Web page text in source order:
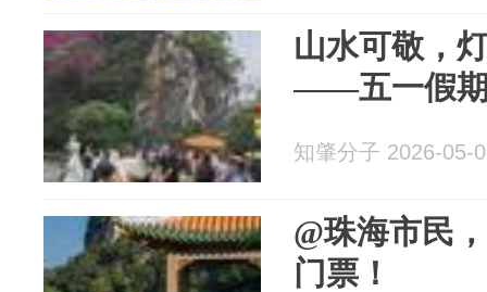
山水可敬，
——五一假期
知肇分子 2026-05-
@珠海市民
门票！